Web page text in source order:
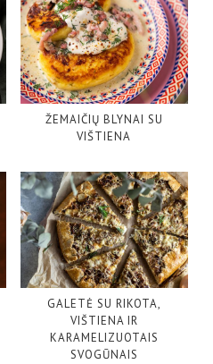
ŽEMAIČIŲ BLYNAI SU
VIŠTIENA
GALETĖ SU RIKOTA,
VIŠTIENA IR
KARAMELIZUOTAIS
SVOGŪNAIS